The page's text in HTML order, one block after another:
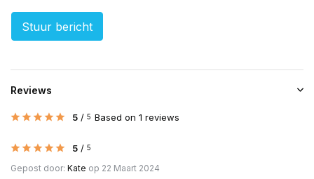
Stuur bericht
Reviews
5 / 5 Based on 1 reviews
5 / 5
Gepost door: Kate op 22 Maart 2024